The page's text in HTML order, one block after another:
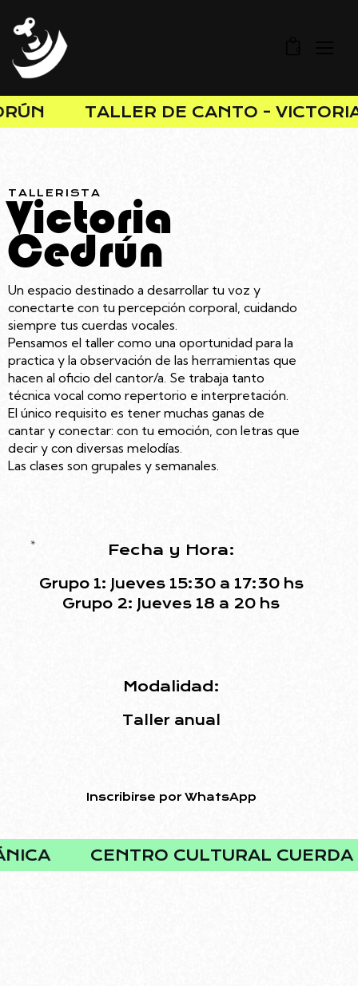
TALLER DE CANTO - VICTORIA
TALLERISTA
Victoria
Cedrún
Un espacio destinado a desarrollar tu voz y
conectarte con tu percepción corporal, cuidando
siempre tus cuerdas vocales.
Pensamos el taller como una oportunidad para la
practica y la observación de las herramientas que
hacen al oficio del cantor/a. Se trabaja tanto
técnica vocal como repertorio e interpretación.
El único requisito es tener muchas ganas de
cantar y conectar: con tu emoción, con letras que
decir y con diversas melodías.
Las clases son grupales y semanales.
* Fecha y Hora:
Grupo 1: Jueves 15:30 a 17:30 hs
Grupo 2: Jueves 18 a 20 hs
Modalidad:
Taller anual
Inscribirse por WhatsApp
CENTRO CULTURAL CUERDA